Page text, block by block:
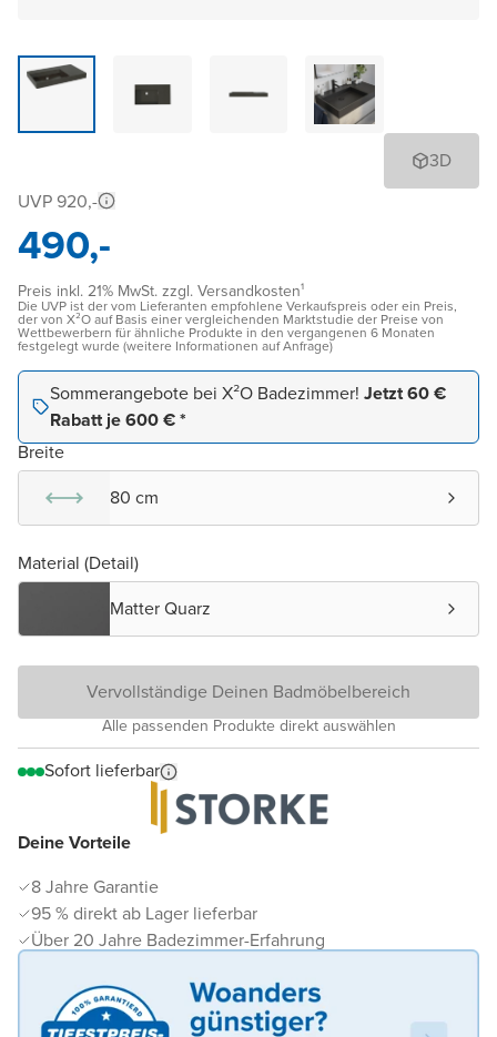
3D
Deine Vorteile
8 Jahre Garantie
95 % direkt ab Lager lieferbar
Über 20 Jahre Badezimmer-Erfahrung
UVP 920,-
490,-
Preis inkl. 21% MwSt. zzgl. Versandkosten¹
Die UVP ist der vom Lieferanten empfohlene Verkaufspreis oder ein Preis,
der von X²O auf Basis einer vergleichenden Marktstudie der Preise von
Wettbewerbern für ähnliche Produkte in den vergangenen 6 Monaten
festgelegt wurde (weitere Informationen auf Anfrage)
Sommerangebote bei X²O Badezimmer! Jetzt 60 €
Rabatt je 600 € *
Breite
80 cm
Material (Detail)
Matter Quarz
Vervollständige Deinen Badmöbelbereich
Alle passenden Produkte direkt auswählen
Sofort lieferbar